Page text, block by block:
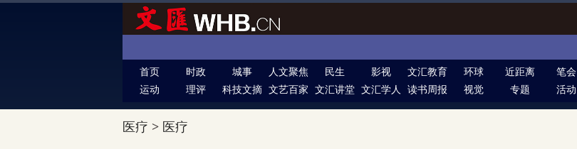
首页 时政 城事 人文聚焦 民生 影视 文汇教育 环球 近距离 笔会
运动
理评 科技文摘 文艺百家 文汇讲堂 文汇学人 读书周报 视觉 专题 活动
医疗 > 医疗